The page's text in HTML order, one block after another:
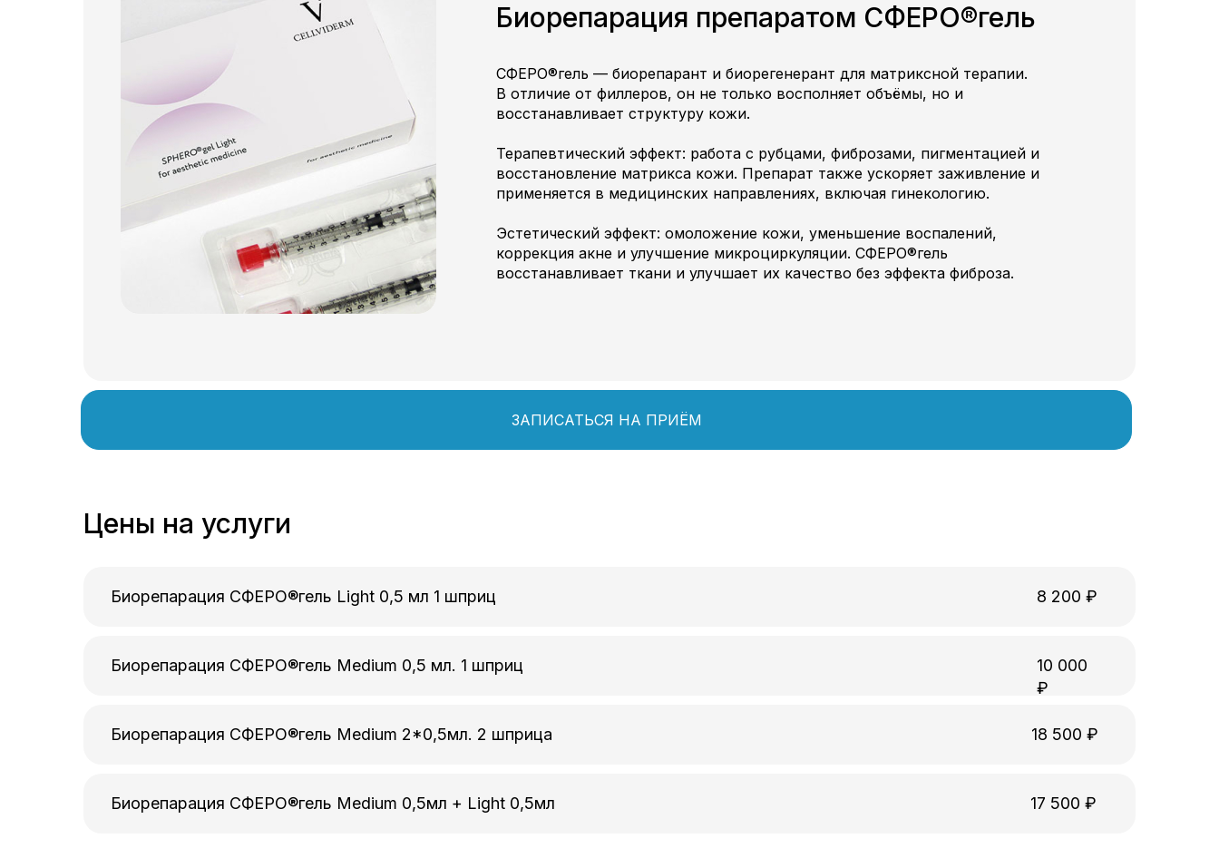
Биорепарация препаратом СФЕРО®гель
СФЕРО®гель — биорепарант и биорегенерант для матриксной терапии.
В отличие от филлеров, он не только восполняет объёмы, но и
восстанавливает структуру кожи.
Терапевтический эффект: работа с рубцами, фиброзами, пигментацией и
восстановление матрикса кожи. Препарат также ускоряет заживление и
применяется в медицинских направлениях, включая гинекологию.
Эстетический эффект: омоложение кожи, уменьшение воспалений,
коррекция акне и улучшение микроциркуляции. СФЕРО®гель
восстанавливает ткани и улучшает их качество без эффекта фиброза.
ЗАПИСАТЬСЯ НА ПРИЁМ
Биорепарация СФЕРО®гель Medium 0,5мл + Light 0,5мл 17 500 ₽
Биорепарация СФЕРО®гель Medium 2*0,5мл. 2 шприца 18 500 ₽
Биорепарация СФЕРО®гель Medium 0,5 мл. 1 шприц
10 000
₽
Биорепарация СФЕРО®гель Light 0,5 мл 1 шприц 8 200 ₽
Цены на услуги